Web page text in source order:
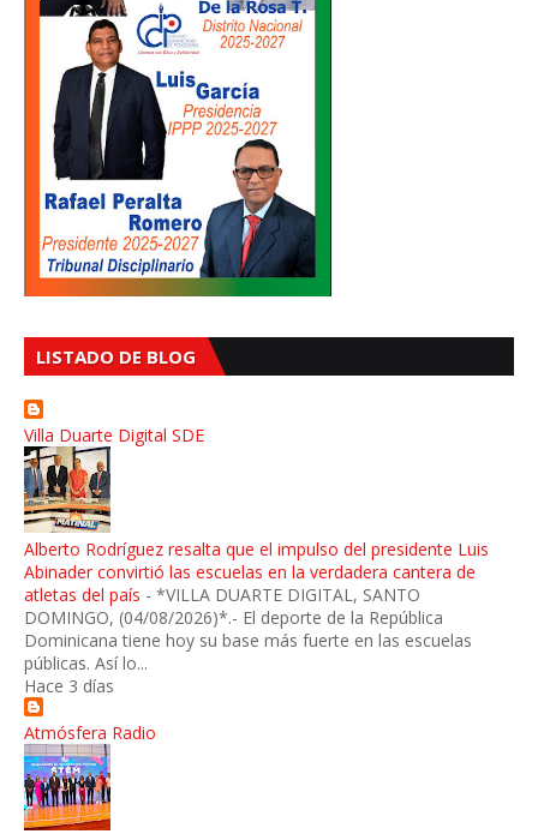
LISTADO DE BLOG
Villa Duarte Digital SDE
Alberto Rodríguez resalta que el impulso del presidente Luis
Abinader convirtió las escuelas en la verdadera cantera de
atletas del país - *VILLA DUARTE DIGITAL, SANTO
DOMINGO, (04/08/2026)*.- El deporte de la República
Dominicana tiene hoy su base más fuerte en las escuelas
públicas. Así lo...
Hace 3 días
Atmósfera Radio